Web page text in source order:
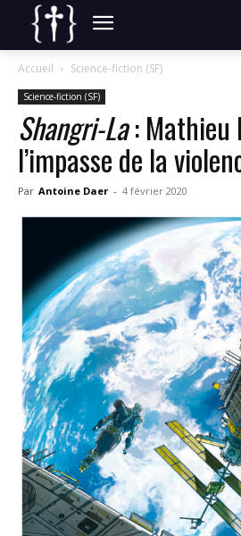
Accueil Science-fiction (SF)
Science-fiction (SF)
Shangri-La: Mathieu
l’impasse de la
Par Antoine Daer - 4 février 2020